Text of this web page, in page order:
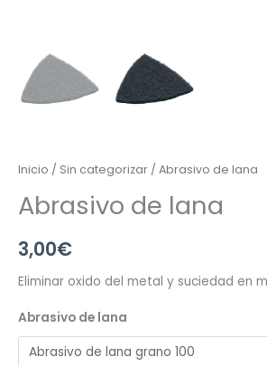
Inicio / Sin categorizar / Abrasivo de lana
Abrasivo de lana
3,00€
Eliminar oxido del metal y suciedad en
Abrasivo de lana